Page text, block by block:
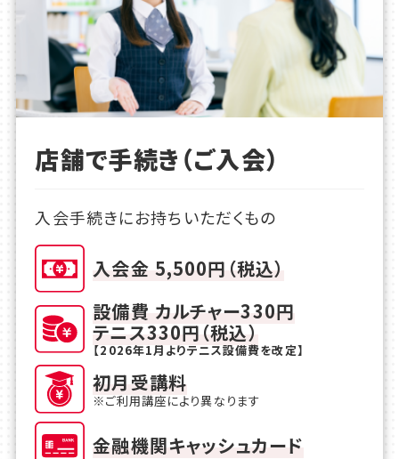
店舗で手続き（ご入会）
入会手続きにお持ちいただくもの
入会金 5,500円（税込）
設備費 カルチャー330円
テニス330円（税込）
【2026年1月よりテニス設備費を改定】
初月受講料
※ご利用講座により異なります
金融機関キャッシュカード